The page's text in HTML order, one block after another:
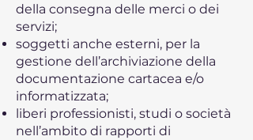
della consegna delle merci o dei
servizi;
soggetti anche esterni, per la
gestione dell’archiviazione della
documentazione cartacea e/o
informatizzata;
liberi professionisti, studi o società
nell’ambito di rapporti di